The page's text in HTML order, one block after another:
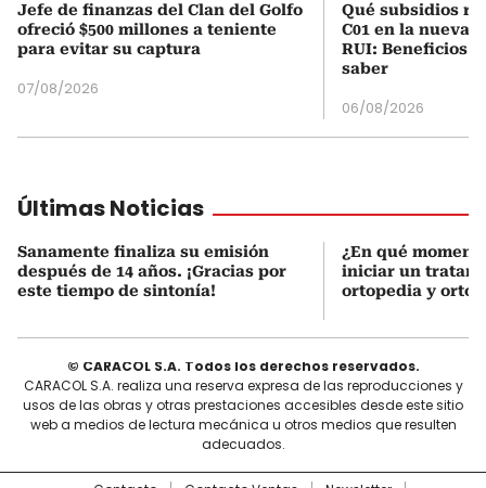
Jefe de finanzas del Clan del Golfo
ofreció $500 millones a teniente
para evitar su captura
07/08/2026
Qué subsidios
C01 en la nueva
RUI: Beneficios
saber
06/08/2026
Últimas Noticias
Sanamente finaliza su emisión
después de 14 años. ¡Gracias por
este tiempo de sintonía!
¿En qué
iniciar un
ortopedia y
© CARACOL S.A. Todos los derechos reservados.
CARACOL S.A. realiza una reserva expresa de las reproducciones y
usos de las obras y otras prestaciones accesibles desde este sitio
web a medios de lectura mecánica u otros medios que resulten
adecuados.